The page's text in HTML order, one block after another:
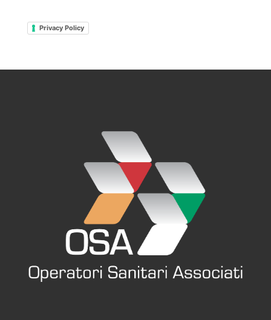
Privacy Policy